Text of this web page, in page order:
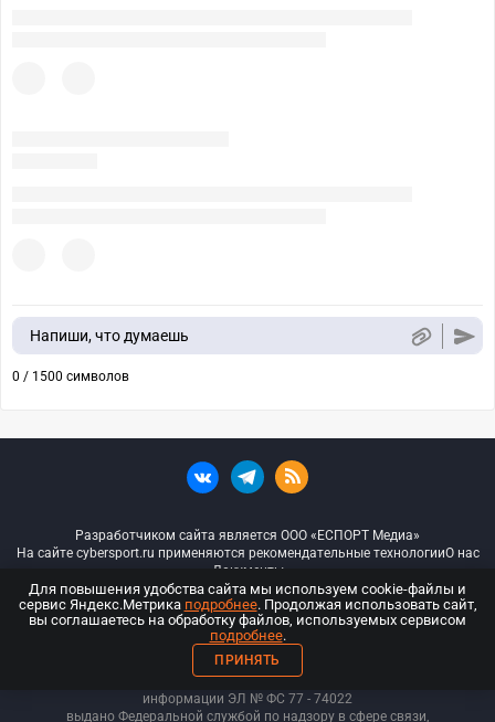
Напиши, что думаешь
0 / 1500 символов
Разработчиком сайта является ООО «ЕСПОРТ Медиа»
На сайте cybersport.ru применяются рекомендательные технологииО нас
Документы
© ООО «Киберспорт.ру» — Все права защищены
18+
ООО «Киберспорт.ру». Свидетельство о регистрации средств массовой
информации ЭЛ № ФС 77 - 74022
выдано Федеральной службой по надзору в сфере связи,
Для повышения удобства сайта мы используем cookie-файлы и
сервис Яндекс.Метрика подробнее. Продолжая использовать сайт,
вы соглашаетесь на обработку файлов, используемых сервисом
подробнее.
ПРИНЯТЬ